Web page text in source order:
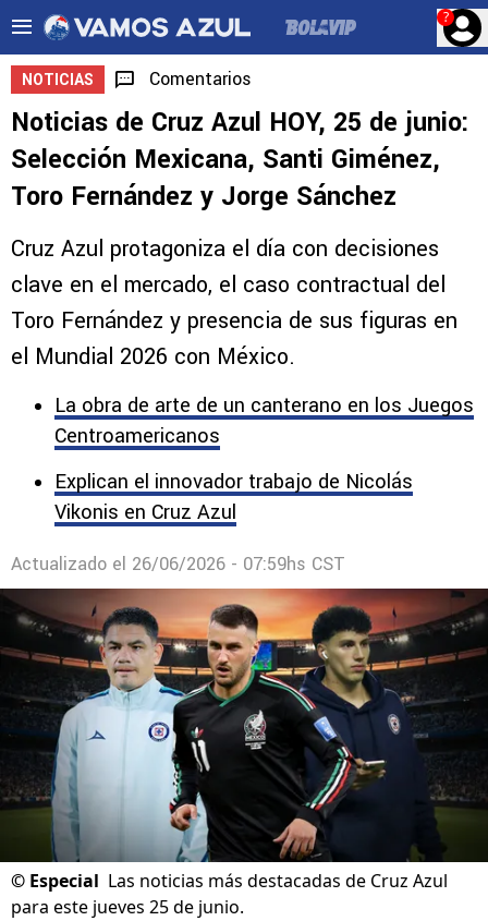
?
NOTICIAS Comentarios
Noticias de Cruz Azul HOY, 25 de junio:
Selección Mexicana, Santi Giménez,
Toro Fernández y Jorge Sánchez
Cruz Azul protagoniza el día con decisiones
clave en el mercado, el caso contractual del
Toro Fernández y presencia de sus figuras en
el Mundial 2026 con México.
La obra de arte de un canterano en los Juegos
Centroamericanos
Explican el innovador trabajo de Nicolás
Vikonis en Cruz Azul
Actualizado el 26/06/2026 - 07:59hs CST
© Especial Las noticias más destacadas de Cruz Azul
para este jueves 25 de junio.